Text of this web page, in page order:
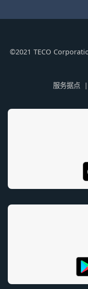
©2021 TECO
服务据点